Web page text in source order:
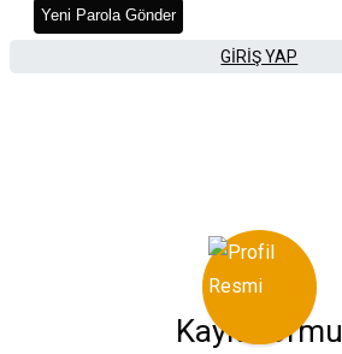
Yeni Parola Gönder
GIRIŞ YAP
Kayıt Formu